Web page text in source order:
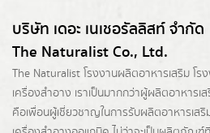
บริษัท เดอะ เนเชอรัลลิสท์ จำกัด
The Naturalist Co., Ltd.
The Naturalist โรงงานผลิตอาหารเสริม โร
เครื่องสำอาง เราเป็นมากกว่าผู้ผลิตอาหารเ
คือเพื่อนผู้เชี่ยวชาญในการรับผลิตอาหารเส